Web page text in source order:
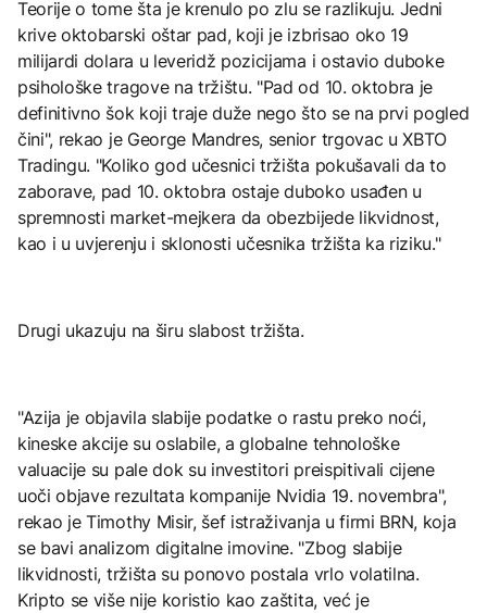
Teorije o tome šta je krenulo po zlu se razlikuju. Jedni
krive oktobarski oštar pad, koji je izbrisao oko 19
milijardi dolara u leveridž pozicijama i ostavio duboke
psihološke tragove na tržištu. "Pad od 10. oktobra je
definitivno šok koji traje duže nego što se na prvi pogled
čini", rekao je George Mandres, senior trgovac u XBTO
Tradingu. "Koliko god učesnici tržišta pokušavali da to
zaborave, pad 10. oktobra ostaje duboko usađen u
spremnosti market-mejkera da obezbijede likvidnost,
kao i u uvjerenju i sklonosti učesnika tržišta ka riziku."
Drugi ukazuju na širu slabost tržišta.
"Azija je objavila slabije podatke o rastu preko noći,
kineske akcije su oslabile, a globalne tehnološke
valuacije su pale dok su investitori preispitivali cijene
uoči objave rezultata kompanije Nvidia 19. novembra",
rekao je Timothy Misir, šef istraživanja u firmi BRN, koja
se bavi analizom digitalne imovine. "Zbog slabije
likvidnosti, tržišta su ponovo postala vrlo volatilna.
Kripto se više nije koristio kao zaštita, već je